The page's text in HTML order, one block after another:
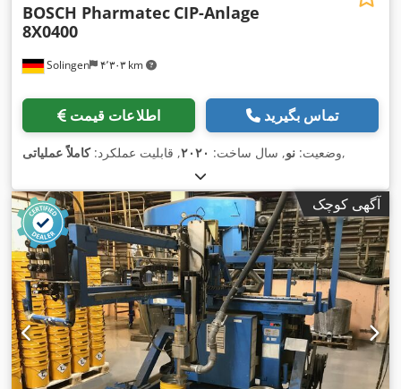
Solingen ۴٬۳۰۳ km
BOSCH Pharmatec CIP-Anlage
8X0400
اطلاعات قیمت تماس بگیرید
وضعیت: نو, سال ساخت: ۲۰۲۰, قابلیت عملکرد:کاملاً عملیاتی ,
آگهی کوچک